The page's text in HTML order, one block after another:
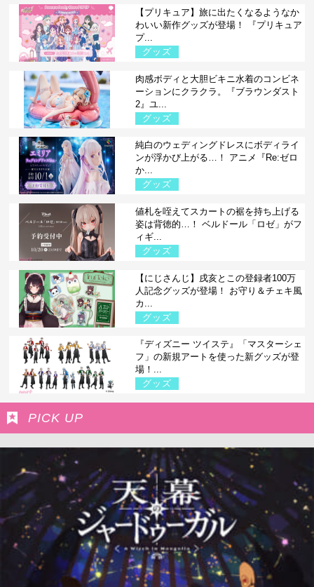
【プリキュア】旅に出たくなるようなか
わいい新作グッズが登場！ 『プリキュア
プ...
グッズ
肉感ボディと大胆ビキニ水着のコンビネ
ーションにクラクラ。『ブラウンダスト
2』ユ...
グッズ
純白のウェディングドレスにボディライ
ンが浮かび上がる…！ アニメ『Re:ゼロ
か...
グッズ
値札を咥えてスカートの裾を持ち上げる
姿は背徳的…！ ベルドール「ロゼ」がフ
ィギ...
グッズ
【にじさんじ】戌亥とこの登録者100万
人記念グッズが登場！ お守り＆チェキ風
カ...
グッズ
『ディズニー ツイステ』「マスターシェ
フ」の新規アートを使った新グッズが登
場！...
グッズ
PICK UP